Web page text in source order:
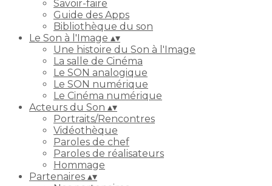
Savoir-faire
Guide des Apps
Bibliothèque du son
Le Son à l'Image ▴▾
Une histoire du Son à l'Image
La salle de Cinéma
Le SON analogique
Le SON numérique
Le Cinéma numérique
Acteurs du Son ▴▾
Portraits/Rencontres
Vidéothèque
Paroles de chef
Paroles de réalisateurs
Hommage
Partenaires ▴▾